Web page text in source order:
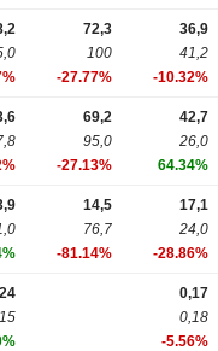
72,3
100
-27.77%
36,9
41,2
-10.32%
69,2
95,0
-27.13%
42,7
26,0
64.34%
14,5
76,7
-81.14%
17,1
24,0
-28.86%
0,17
0,18
-5.56%